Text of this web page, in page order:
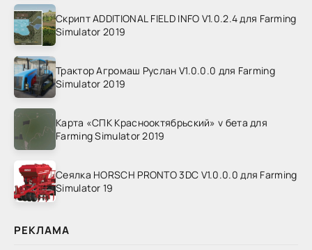
Скрипт ADDITIONAL FIELD INFO V1.0.2.4 для Farming
Simulator 2019
Трактор Агромаш Руслан V1.0.0.0 для Farming
Simulator 2019
Карта «СПК Краснооктябрьский» v бета для
Farming Simulator 2019
Сеялка HORSCH PRONTO 3DC V1.0.0.0 для Farming
Simulator 19
РЕКЛАМА